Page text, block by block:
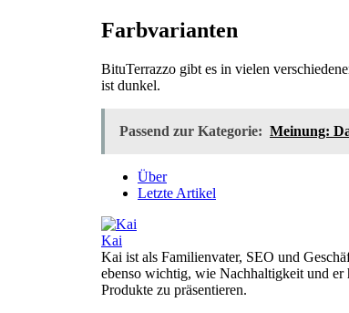
Farbvarianten
BituTerrazzo gibt es in vielen
ist dunkel.
Passend zur Kategorie: Meinung:
Über
Letzte Artikel
Kai
Kai ist als Familienvater, SEO und
ebenso wichtig, wie Nachhaltigkeit und er
Produkte zu präsentieren.